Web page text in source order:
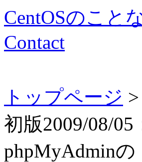
CentOSのこと
Contact
トップページ >
初版2009/08/05
phpMyAdmin